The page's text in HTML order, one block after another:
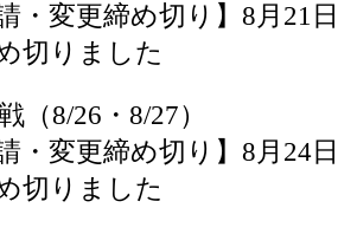
請・変更締め切り】8月21
切りました
（8/26・8/27）
請・変更締め切り】8月24
切りました